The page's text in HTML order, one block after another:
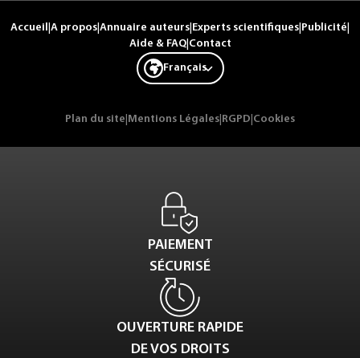
Accueil A propos Annuaire auteurs Experts scientifiques Publicité
Aide & FAQ| Contact
Français
Plan du site Mentions Légales RGPD Cookies
PAIEMENT
SÉCURISÉ
OUVERTURE RAPIDE
DE VOS DROITS